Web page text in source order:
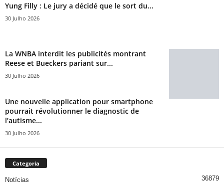
Yung Filly : Le jury a décidé que le sort du...
30 Julho 2026
La WNBA interdit les publicités montrant
Reese et Bueckers pariant sur...
30 Julho 2026
Une nouvelle application pour smartphone
pourrait révolutionner le diagnostic de
l’autisme...
30 Julho 2026
Categoria
Notícias 36879